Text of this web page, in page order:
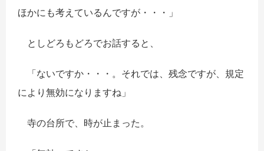
ほかにも考えているんですが・・・」
としどろもどろでお話すると、
「ないですか・・・。それでは、残念ですが、規定
により無効になりますね」
寺の台所で、時が止まった。